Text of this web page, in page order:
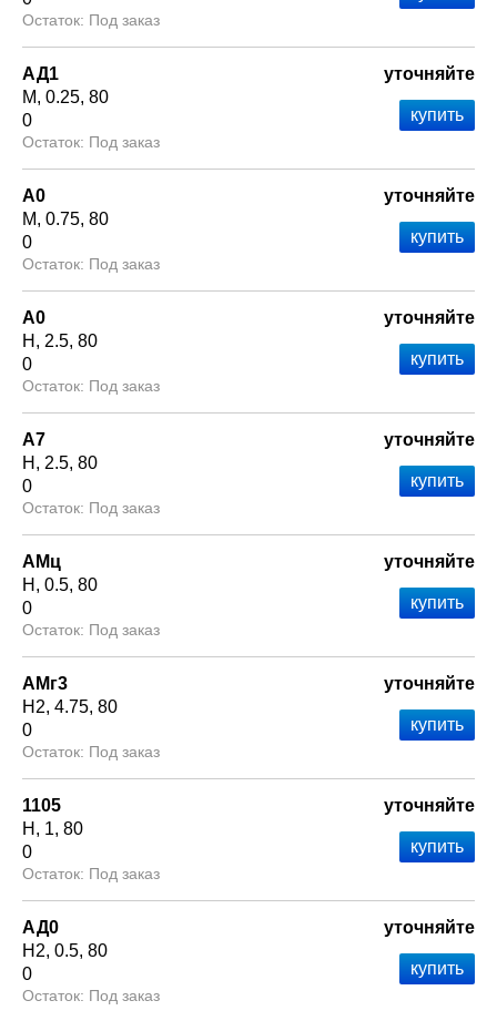
Под заказ
АД1
М 0.25 80
0
Под заказ
уточняйте
А0
М 0.75 80
0
Под заказ
уточняйте
А0
Н
2.5 80
0
Под заказ
уточняйте
А7
Н
2.5 80
0
Под заказ
уточняйте
АМц
Н
0.5 80
0
Под заказ
уточняйте
АМг3
Н2 4.75 80
0
Под заказ
уточняйте
1105
Н
1 80
0
Под заказ
уточняйте
АД0
Н2 0.5 80
0
Под заказ
уточняйте